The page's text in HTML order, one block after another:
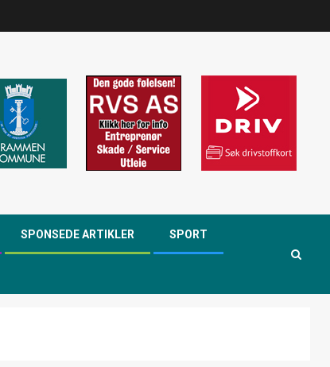
SPONSEDE ARTIKLER SPORT